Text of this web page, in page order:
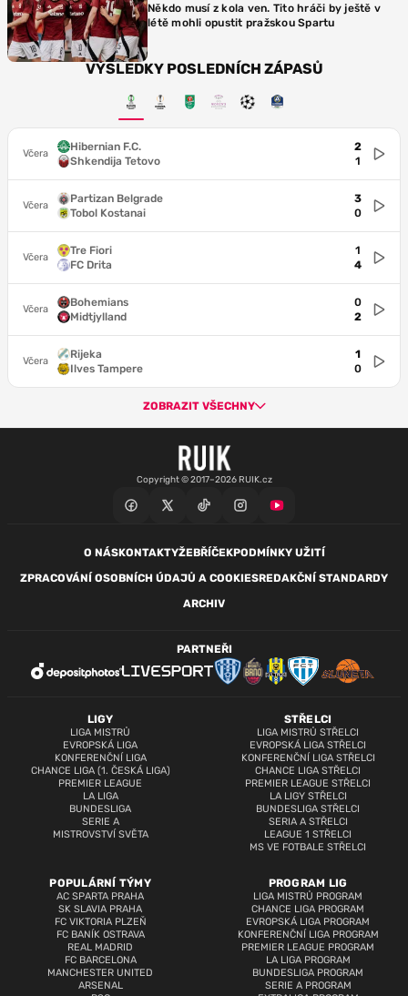
Někdo musí z kola ven. Tito hráči by ještě v
létě mohli opustit pražskou Spartu
VÝSLEDKY POSLEDNÍCH ZÁPASŮ
Včera
Hibernian F.C.
Shkendija Tetovo
2
1
Včera
Partizan Belgrade
Tobol Kostanai
3
0
Včera
Tre Fiori
FC Drita
1
4
Včera
Bohemians
Midtjylland
0
2
Včera
Rijeka
Ilves Tampere
1
0
ZOBRAZIT VŠECHNY
Copyright © 2017–2026 RUIK.cz
O NÁSKONTAKTYŽEBŘÍČEKPODMÍNKY UŽITÍ
ZPRACOVÁNÍ OSOBNÍCH ÚDAJŮ A COOKIESREDAKČNÍ STANDARDY
ARCHIV
LIGY
LIGA MISTRŮ
EVROPSKÁ LIGA
KONFERENČNÍ LIGA
CHANCE LIGA (1. ČESKÁ LIGA)
PREMIER LEAGUE
LA LIGA
BUNDESLIGA
SERIE A
MISTROVSTVÍ SVĚTA
STŘELCI
LIGA MISTRŮ STŘELCI
EVROPSKÁ LIGA STŘELCI
KONFERENČNÍ LIGA STŘELCI
CHANCE LIGA STŘELCI
PREMIER LEAGUE STŘELCI
LA LIGY STŘELCI
BUNDESLIGA STŘELCI
SERIA A STŘELCI
LEAGUE 1 STŘELCI
MS VE FOTBALE STŘELCI
POPULÁRNÍ TÝMY
AC SPARTA PRAHA
SK SLAVIA PRAHA
FC VIKTORIA PLZEŇ
FC BANÍK OSTRAVA
REAL MADRID
FC BARCELONA
MANCHESTER UNITED
ARSENAL
PROGRAM LIG
LIGA MISTRŮ PROGRAM
CHANCE LIGA PROGRAM
EVROPSKÁ LIGA PROGRAM
KONFERENČNÍ LIGA PROGRAM
PREMIER LEAGUE PROGRAM
LA LIGA PROGRAM
BUNDESLIGA PROGRAM
SERIE A PROGRAM
PARTNEŘI